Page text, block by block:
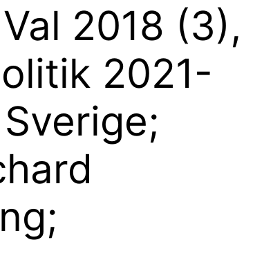
2018 (3),
2021-